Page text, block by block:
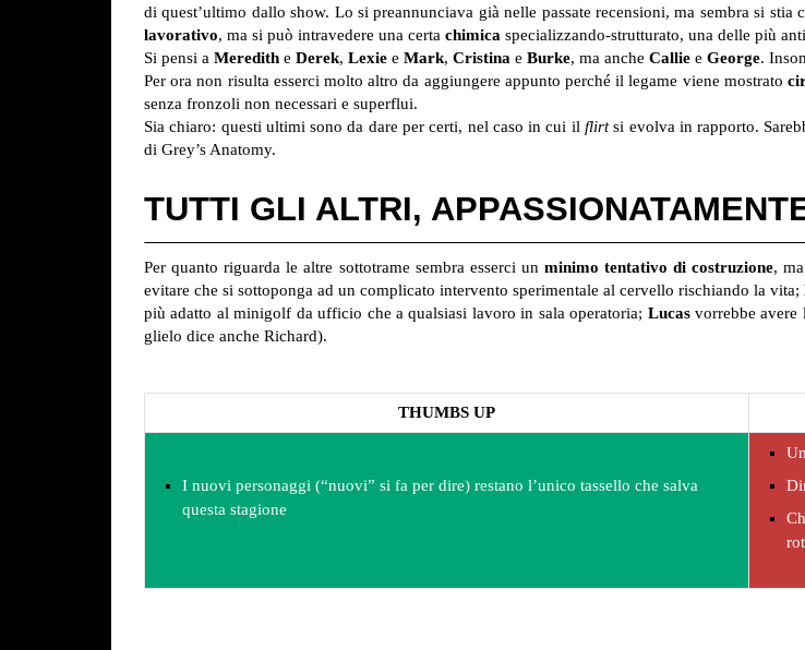
di quest’ultimo dallo show. Lo si preannunciava già nelle passate recensioni, ma sembra si
lavorativo, ma si può intravedere una certa chimica specializzando-strutturato, una delle più
Si pensi a Meredith e Derek, Lexie e Mark, Cristina e Burke, ma anche Callie e George.
Per ora non risulta esserci molto altro da aggiungere appunto perché il legame viene mostrato
senza fronzoli non necessari e superflui.
Sia chiaro: questi ultimi sono da dare per certi, nel caso in cui il flirtsi evolva in rapporto.
di Grey’s Anatomy.
TUTTI GLI ALTRI,
Per quanto riguarda le altre sottotrame sembra esserci un minimo tentativo di costruzione,
evitare che si sottoponga ad un complicato intervento sperimentale al cervello rischiando la vita;
più adatto al minigolf da ufficio che a qualsiasi lavoro in sala operatoria; Lucasvorrebbe avere
glielo dice anche Richard).
THUMBS UP
I nuovi personaggi (“nuovi” si fa per dire) restano l’unico tassello che salva
questa stagione